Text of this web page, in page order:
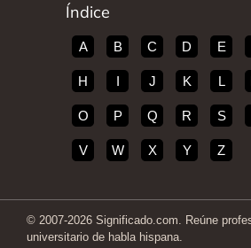
Índice
A B C D E
H I J K L
O P Q R S
V W X Y Z
© 2007-2026 Significado.com. Reúne
universitario de habla hispana.